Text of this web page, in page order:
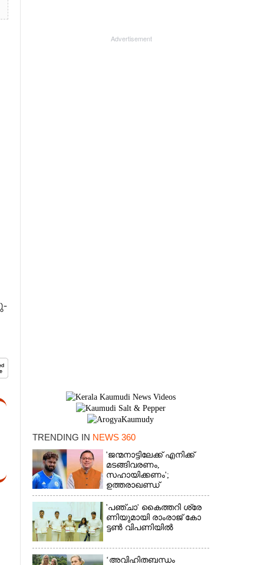
Advertisement
TRENDING IN NEWS 360
'ജന്മനാട്ടിലേക്ക് എനിക്ക്
മടങ്ങിവരണം,
സഹായിക്കണം';
ഉത്തരാഖണ്ഡ്
മുഖ്യമന്ത്രിയോട്
അപേക്ഷയുമായി ഋഷഭ്
പന്ത്
'​പ​ഞ്ചാ​'​ ​കൈ​ത്ത​റി​ ​ശ്രേ​
ണി​യു​മാ​യി​ ​രാം​രാ​ജ് ​കോ​
ട്ടൺ വിപണിയിൽ
‘അവിഹിതബന്ധം
×